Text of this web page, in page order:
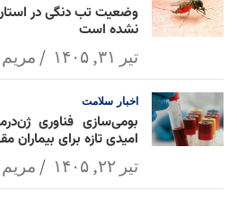
وضعیت تب دنگی در
نشده است
تیر ۳۱, ۱۴۰۵
اخبار سلامت
بومی‌سازی فناوری
امیدی تازه برای بیماران
تیر ۲۲, ۱۴۰۵